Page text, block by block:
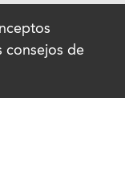
consejos de